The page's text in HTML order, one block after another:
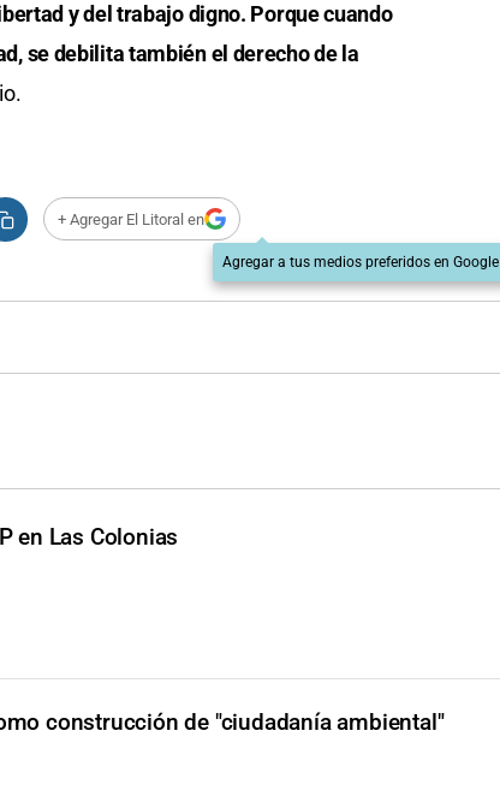
y del trabajo digno. Porque cuando
se debilita también el derecho de la
+ Agregar El Litoral en
Agregar a tus medios preferidos en Google
en Las Colonias
construcción de "ciudadanía ambiental"